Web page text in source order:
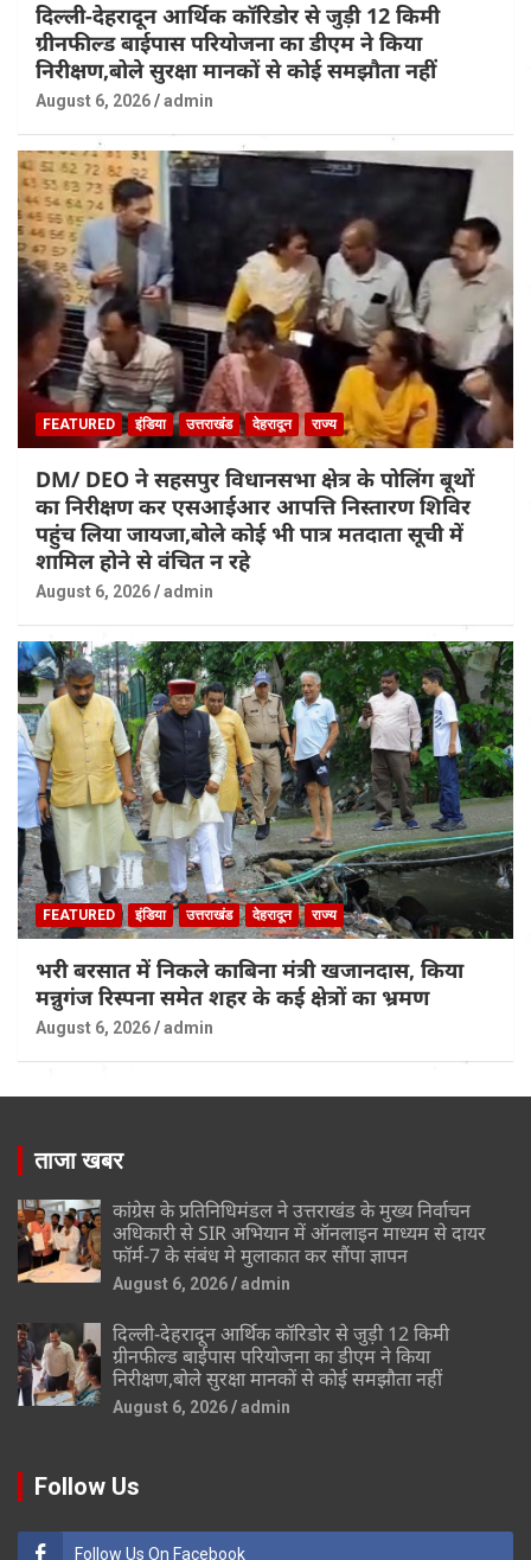
दिल्ली-देहरादून आर्थिक कॉरिडोर से जुड़ी 12 किमी
ग्रीनफील्ड बाईपास परियोजना का डीएम ने किया
निरीक्षण,बोले सुरक्षा मानकों से कोई समझौता नहीं
August 6, 2026 admin
FEATURED इंडिया उत्तराखंड देहरादून राज्य
DM/ DEO ने सहसपुर विधानसभा क्षेत्र के पोलिंग बूथों
का निरीक्षण कर एसआईआर आपत्ति निस्तारण शिविर
पहुंच लिया जायजा,बोले कोई भी पात्र मतदाता सूची में
शामिल होने से वंचित न रहे
August 6, 2026 admin
FEATURED इंडिया उत्तराखंड देहरादून राज्य
भरी बरसात में निकले काबिना मंत्री खजानदास, किया
मन्नुगंज रिस्पना समेत शहर के कई क्षेत्रों का भ्रमण
August 6, 2026 admin
ताजा खबर
कांग्रेस के प्रतिनिधिमंडल ने उत्तराखंड के मुख्य निर्वाचन
अधिकारी से SIR अभियान में ऑनलाइन माध्यम से दायर
फॉर्म-7 के संबंध मे मुलाकात कर सौंपा ज्ञापन
August 6, 2026 admin
दिल्ली-देहरादून आर्थिक कॉरिडोर से जुड़ी 12 किमी
ग्रीनफील्ड बाईपास परियोजना का डीएम ने किया
निरीक्षण,बोले सुरक्षा मानकों से कोई समझौता नहीं
August 6, 2026 admin
Follow Us
Follow Us On Facebook